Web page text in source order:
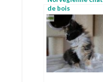
de bois